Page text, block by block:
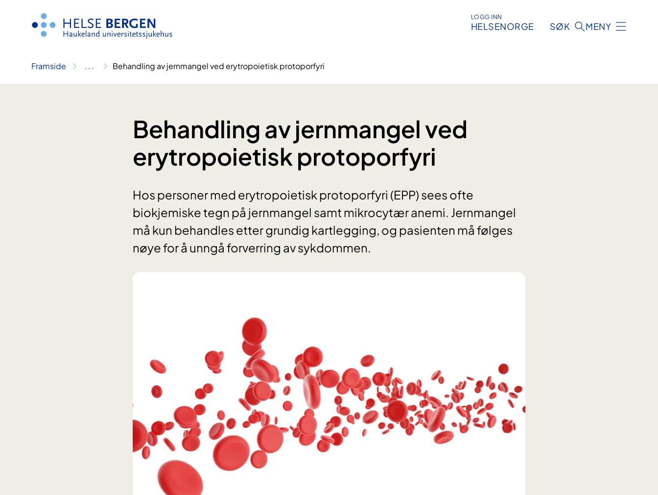
LOGG INN
HELSENORGE SØK MENY
Framside .. . Behandling av jernmangel ved erytropoietisk protoporfyri
Behandling av jernmangel ved
erytropoietisk protoporfyri
Hos personer med erytropoietisk protoporfyri (EPP) sees ofte
biokjemiske tegn på jernmangel samt mikrocytær anemi. Jernmangel
må kun behandles etter grundig kartlegging, og pasienten må følges
nøye for å unngå forverring av sykdommen.